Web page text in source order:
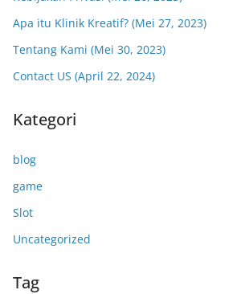
Apa itu Klinik Kreatif? (Mei 27, 2023)
Tentang Kami (Mei 30, 2023)
Contact US (April 22, 2024)
Kategori
blog
game
Slot
Uncategorized
Tag